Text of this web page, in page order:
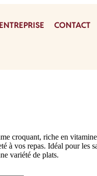
CONTACT
croquant, riche en
à vos repas. Idéal pour les
variété de plats.